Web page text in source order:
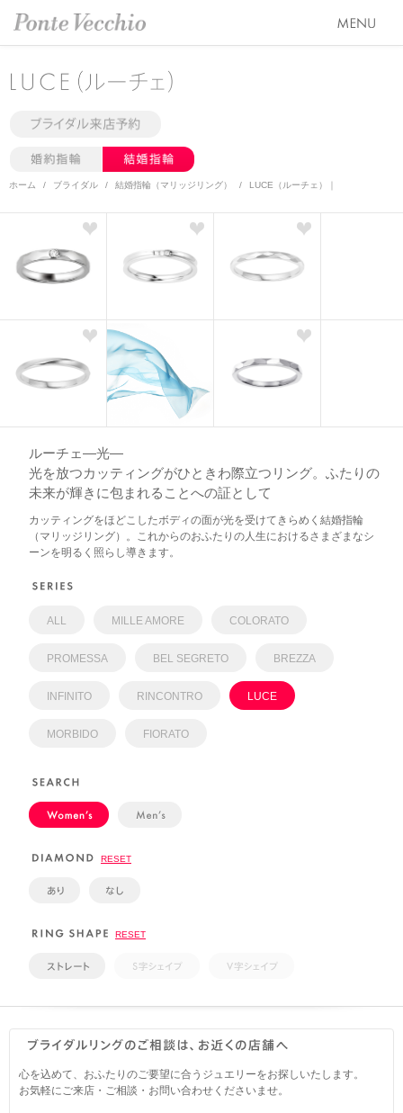
PURE PLATINUM 999（ピュアプラチナ999）
BACI（バチ／一粒ダイヤモンドジュエリー）
SOLOMIO（ソロミオ／イニシャルシリーズ）
AMICHETTI（アミケッティ／アニマルモチーフ）
ANNIVERSARY
PURE 10（ピュアテン）
BIRTHSTONE（バースストーン／誕生石シリーズ）
BABY'S（ベビーズ）
婚約指輪（エンゲージリング）
結婚指輪（マリッジリング）
レイヤード特集
HAPPY HEARTの魅力
私たちらしく選ぶ 婚約指輪・結婚指輪
Ponte Vecchioのダイヤモンドについて
ブライダルサービス
婚約指輪・結婚指輪よくあるご質問
ブライダル来店予約
オーダージュエリー
ブランドスローガン
ブランドポジション
会社概要
採用情報
ニュース&キャンペーン
オンラインショップ トップ
ALL
ピアス
イヤリング
ブレスレット
ホーム ブライダル 結婚指輪（マリッジリング） LUCE（ルーチェ）｜
ルーチェ―光―
光を放つカッティングがひときわ際立つリング。ふたりの
未来が輝きに包まれることへの証として
カッティングをほどこしたボディの面が光を受けてきらめく結婚指輪
（マリッジリング）。これからのおふたりの人生におけるさまざまなシ
ーンを明るく照らし導きます。
ALL MILLE AMORE COLORATO
PROMESSA BEL SEGRETO BREZZA
INFINITO RINCONTRO LUCE
MORBIDO FIORATO
RESET
RESET
心を込めて、おふたりのご要望に合うジュエリーをお探しいたします。
お気軽にご来店・ご相談・お問い合わせくださいませ。